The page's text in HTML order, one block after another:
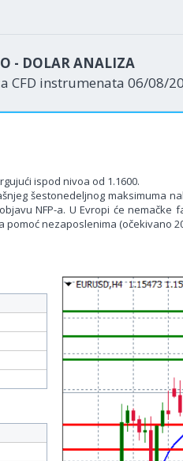
- DOLAR ANALIZA
CFD instrumenata 06/08/
ispod nivoa od 1.1600.
šestonedeljnog maksimuma
NFP-a. U Evropi će nemačke
nezaposlenima (očekivano